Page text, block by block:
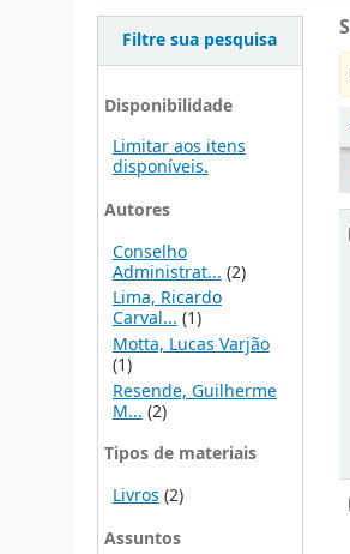
Filtre sua pesquisa
Disponibilidade
Limitar aos itens
disponíveis.
Autores
Conselho
Administrat... (2)
Lima, Ricardo
Carval...(1)
Motta, Lucas Varjão
(1)
Resende, Guilherme
M... (2)
Tipos de materiais
Livros (2)
Assuntos